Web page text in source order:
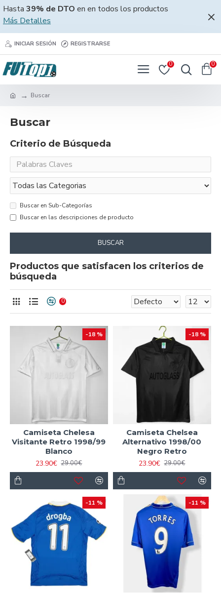
Hasta 39% de DTO en en todos los productos
Más Detalles
INICIAR SESIÓN REGISTRARSE
0 0
Buscar
Buscar
Criterio de Búsqueda
Buscar en Sub-Categorías
Buscar en las descripciones de producto
BUSCAR
Productos que satisfacen los criterios de
búsqueda
0
-18 %
Camiseta Chelesa
Visitante Retro 1998/99
Blanco
23.90€ 29.00€
-18 %
Camiseta Chelsea
Alternativo 1998/00
Negro Retro
23.90€ 29.00€
-11 % -11 %